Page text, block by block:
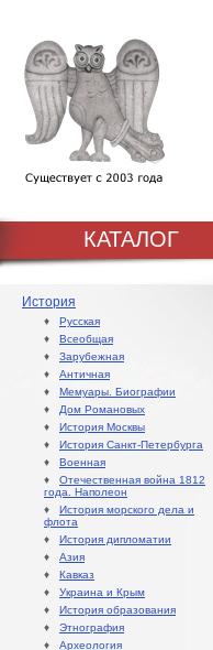
КАТАЛОГ
История
♦ Русская
♦ Всеобщая
♦ Зарубежная
♦ Античная
♦ Мемуары. Биографии
♦ Дом Романовых
♦ История Москвы
♦ История Санкт-Петербурга
♦ Военная
♦ Отечественная война 1812
года. Наполеон
♦ История морского дела и
флота
♦ История дипломатии
♦ Азия
♦ Кавказ
♦ Украина и Крым
♦ История образования
♦ Этнография
♦ Археология